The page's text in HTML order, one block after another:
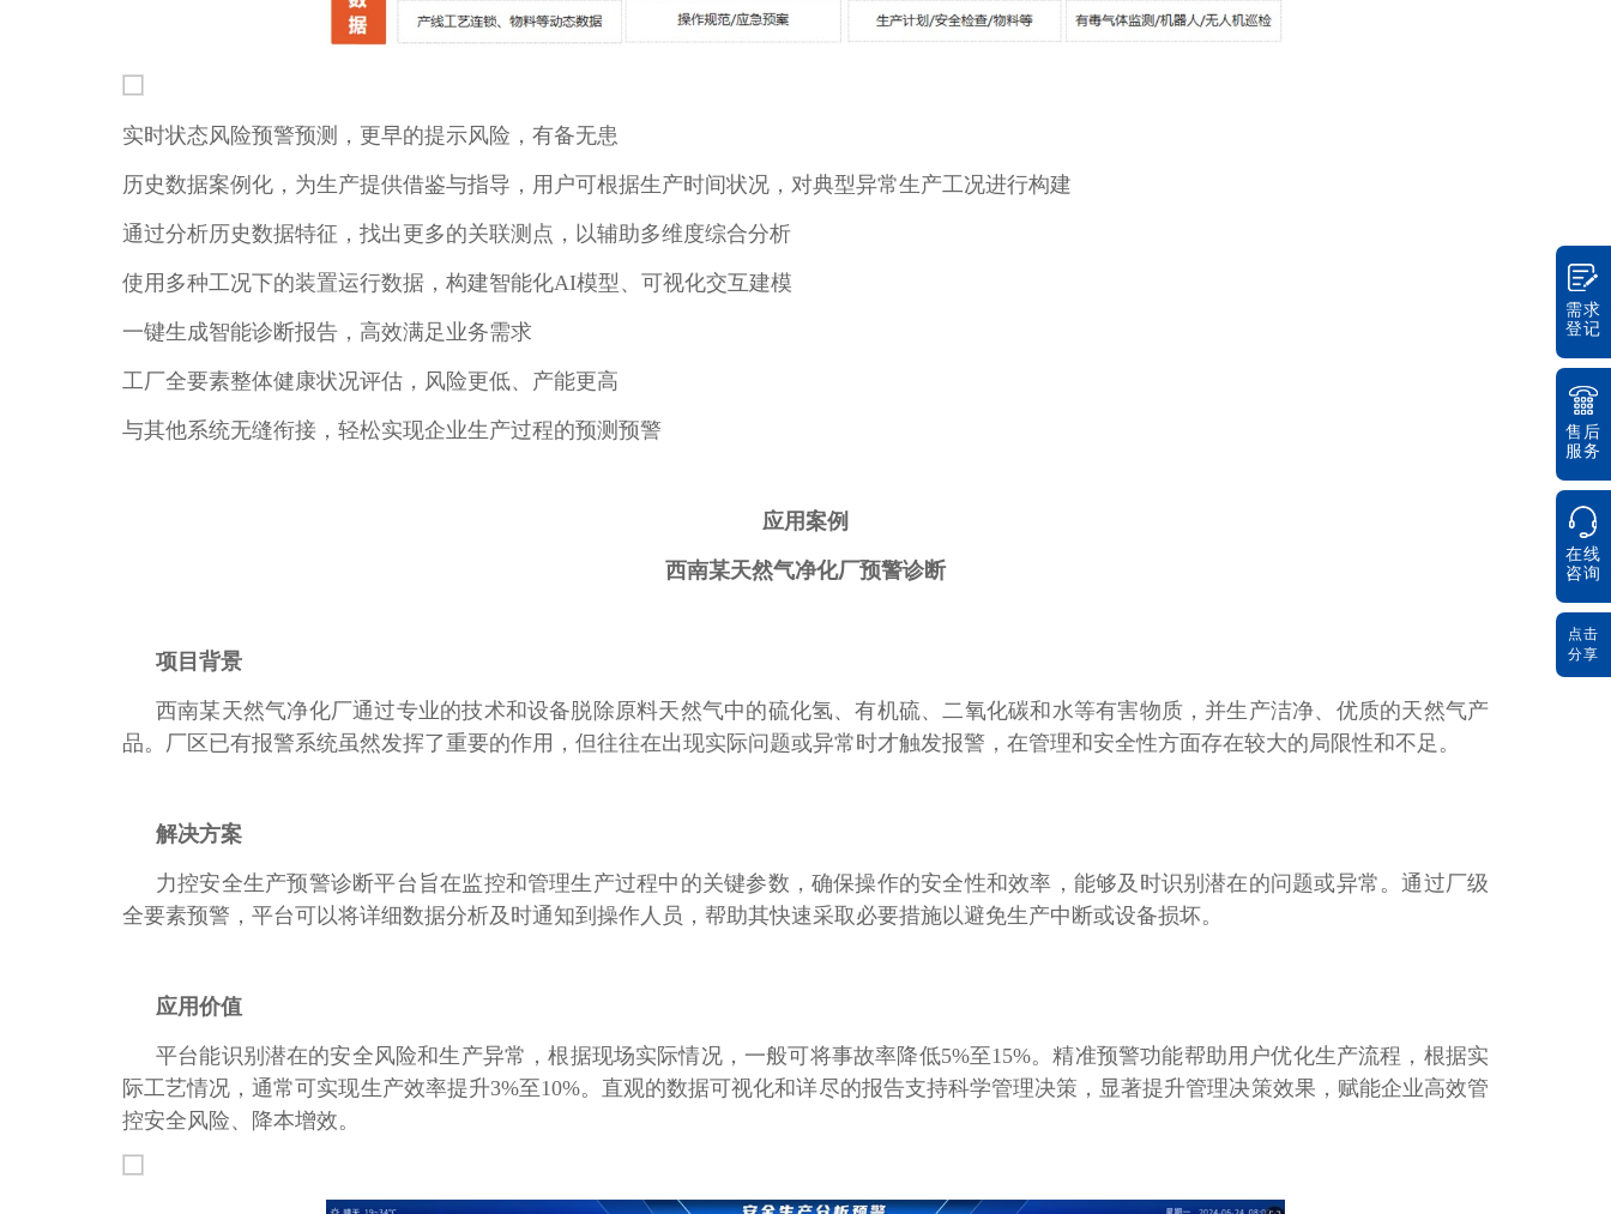
实时状态风险预警预测，更早的提示风险，有备无患
历史数据案例化，为生产提供借鉴与指导，用户可根据生产时间状况，对典型异常生产工况进行构建
通过分析历史数据特征，找出更多的关联测点，以辅助多维度综合分析
使用多种工况下的装置运行数据，构建智能化AI模型、可视化交互建模
一键生成智能诊断报告，高效满足业务需求
工厂全要素整体健康状况评估，风险更低、产能更高
与其他系统无缝衔接，轻松实现企业生产过程的预测预警
应用案例
西南某天然气净化厂预警诊断
项目背景
西南某天然气净化厂通过专业的技术和设备脱除原料天然气中的硫化氢、有机硫、二氧化碳和水等有害物质，并生产洁净、优质的天然气产
品。厂区已有报警系统虽然发挥了重要的作用，但往往在出现实际问题或异常时才触发报警，在管理和安全性方面存在较大的局限性和不足。
解决方案
力控安全生产预警诊断平台旨在监控和管理生产过程中的关键参数，确保操作的安全性和效率，能够及时识别潜在的问题或异常。通过厂级
全要素预警，平台可以将详细数据分析及时通知到操作人员，帮助其快速采取必要措施以避免生产中断或设备损坏。
应用价值
平台能识别潜在的安全风险和生产异常，根据现场实际情况，一般可将事故率降低5%至15%。精准预警功能帮助用户优化生产流程，根据实
际工艺情况，通常可实现生产效率提升3%至10%。直观的数据可视化和详尽的报告支持科学管理决策，显著提升管理决策效果，赋能企业高效管
控安全风险、降本增效。
需求
登记
售后
服务
在线
咨询
点击
分享